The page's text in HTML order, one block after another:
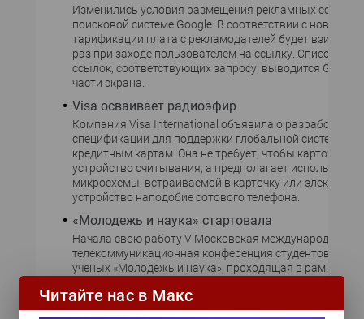
Изменились условия размещения рекламных ссылок
поисковой системе Google. В соответствии с новой
тарификации плата с рекламодателей будет
раз при заходе пользователем на ссылку. Список
ссылок, соответствующих запросу, выводится Google
части экрана.
Visa осваивает радиоэфир
Компания Visa International объявила о разработке
спецификации для поддержки глобальной системы
кредитным картам. Она не требует, чтобы карточку
устройство считывания, а предполагает
микросхемы, встраиваемой в карточку или
устройство наподобие сотового телефона.
«Молодежь и наука» стартовала
Начала свою работу V Московская международная
телекоммуникационная конференция студентов и
ученых «Молодежь и наука», проходящая в рамках
сессии МИФИ 2003. В ходе конференции
компании InterSystems проводит конкурс
приложений на СУБД Cache.
Читайте нас в Макс